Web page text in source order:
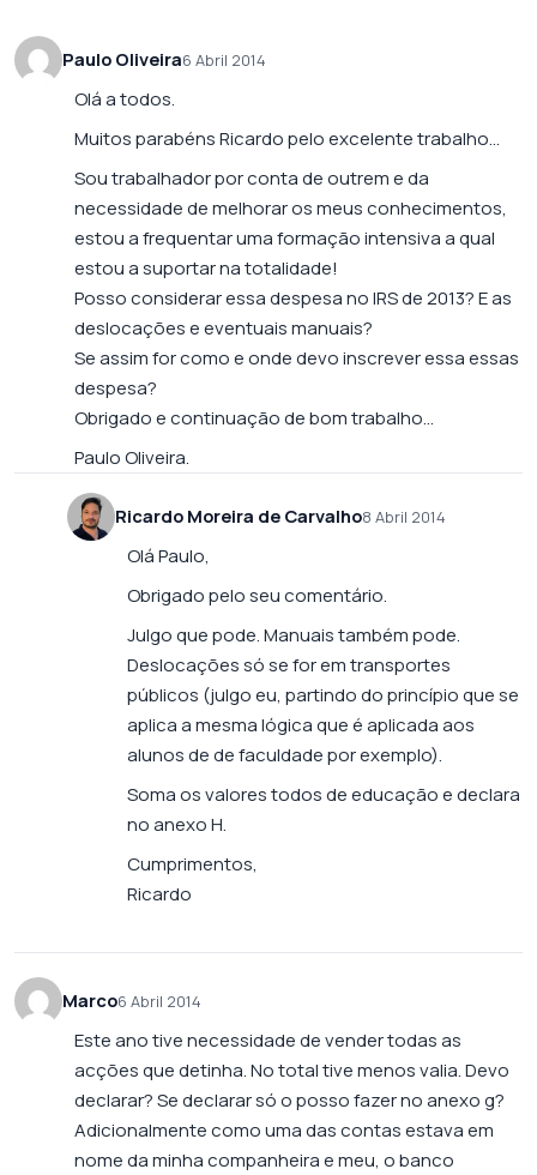
Paulo Oliveira6 Abril 2014
Olá a todos.
Muitos parabéns Ricardo pelo excelente trabalho…
Sou trabalhador por conta de outrem e da
necessidade de melhorar os meus conhecimentos,
estou a frequentar uma formação intensiva a qual
estou a suportar na totalidade!
Posso considerar essa despesa no IRS de 2013? E as
deslocações e eventuais manuais?
Se assim for como e onde devo inscrever essa essas
despesa?
Obrigado e continuação de bom trabalho…
Paulo Oliveira.
Ricardo Moreira de Carvalho8 Abril 2014
Olá Paulo,
Obrigado pelo seu comentário.
Julgo que pode. Manuais também pode.
Deslocações só se for em transportes
públicos (julgo eu, partindo do princípio que se
aplica a mesma lógica que é aplicada aos
alunos de de faculdade por exemplo).
Soma os valores todos de educação e declara
no anexo H.
Cumprimentos,
Ricardo
Marco6 Abril 2014
Este ano tive necessidade de vender todas as
acções que detinha. No total tive menos valia. Devo
declarar? Se declarar só o posso fazer no anexo g?
Adicionalmente como uma das contas estava em
nome da minha companheira e meu, o banco